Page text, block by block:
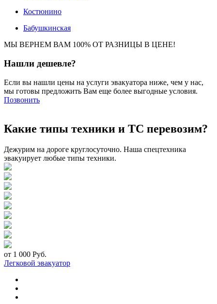
Костюнино
Бабушкинская
МЫ ВЕРНЕМ ВАМ 100% ОТ РАЗНИЦЫ В ЦЕНЕ!
Нашли дешевле?
Если вы нашли цены на услуги эвакуатора ниже, чем у нас,
мы готовы предложить Вам еще более выгодные условия.
Позвонить
Какие типы техники и ТС перевозим?
Дежурим на дороге круглосуточно. Наша спецтехника
эвакуирует любые типы техники.
от 1 000 Руб.
Легковой эвакуатор